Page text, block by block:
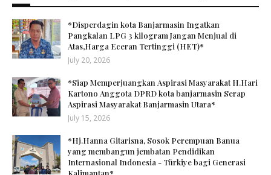
*Disperdagin kota Banjarmasin Ingatkan
Pangkalan LPG 3 kilogram Jangan Menjual di
Atas,Harga Eceran Tertinggi (HET)*
July 20, 2026
*Siap Memperjuangkan Aspirasi Masyarakat H.Hari
Kartono Anggota DPRD kota banjarmasin Serap
Aspirasi Masyarakat Banjarmasin Utara*
July 15, 2026
*Hj.Hanna Gitarisna, Sosok Perempuan Banua
yang membangun jembatan Pendidikan
Internasional Indonesia - Türkiye bagi Generasi